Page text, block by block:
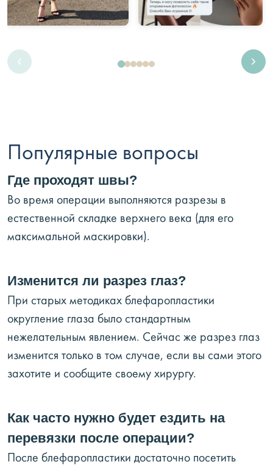
Популярные вопросы
Где проходят швы?
Во время операции выполняются разрезы в
естественной складке верхнего века (для его
максимальной маскировки).
Изменится ли разрез глаз?
При старых методиках блефаропластики
округление глаза было стандартным
нежелательным явлением. Сейчас же разрез глаз
изменится только в том случае, если вы сами этого
захотите и сообщите своему хирургу.
Как часто нужно будет ездить на
перевязки после операции?
После блефаропластики достаточно посетить